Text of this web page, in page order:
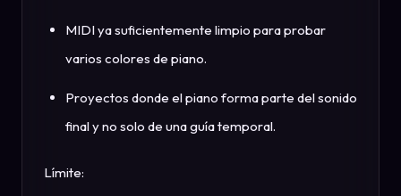
MIDI ya suficientemente limpio para probar
varios colores de piano.
Proyectos donde el piano forma parte del sonido
final y no solo de una guía temporal.
Límite: